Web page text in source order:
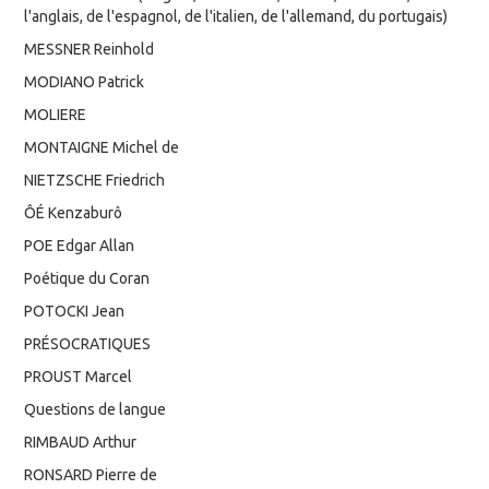
l'anglais, de l'espagnol, de l'italien, de l'allemand, du portugais)
MESSNER Reinhold
MODIANO Patrick
MOLIERE
MONTAIGNE Michel de
NIETZSCHE Friedrich
ÔÉ Kenzaburô
POE Edgar Allan
Poétique du Coran
POTOCKI Jean
PRÉSOCRATIQUES
PROUST Marcel
Questions de langue
RIMBAUD Arthur
RONSARD Pierre de